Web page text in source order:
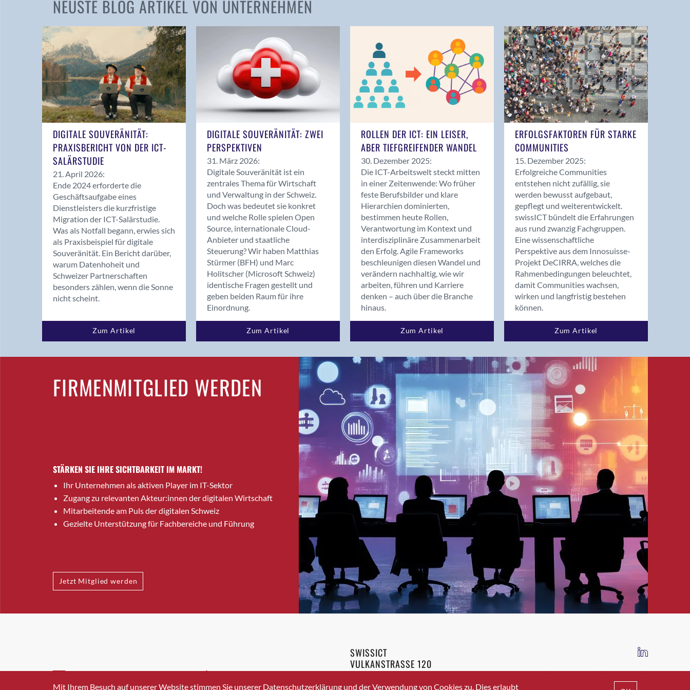
Andelfingen
Balsthal
Balzers
Bassersdorf
Benken (SG)
Bergdietikon
Bern - Liebefeld
Birsfelden
Bolligen
Bonaduz
Bonstetten
Bottighofen
Bremgarten bei Bern
Brig-Glis
Bronschhofen
Brugg
Brugg AG
Burgdorf
Bäretswil
Bülach
Cazis
Crissier
Davos Platz
NEUSTE BLOG ARTIKEL VON UNTERNEHMEN
DIGITALE SOUVERÄNITÄT:
PRAXISBERICHT VON DER ICT-
SALÄRSTUDIE
21. April 2026:
Ende 2024 erforderte die
Geschäftsaufgabe eines
Dienstleisters die kurzfristige
Migration der ICT-Salärstudie.
Was als Notfall begann, erwies sich
als Praxisbeispiel für digitale
Souveränität. Ein Bericht darüber,
warum Datenhoheit und
Schweizer Partnerschaften
besonders zählen, wenn die Sonne
nicht scheint.
Zum Artikel
DIGITALE SOUVERÄNITÄT: ZWEI
PERSPEKTIVEN
31. März 2026:
Digitale Souveränität ist ein
zentrales Thema für Wirtschaft
und Verwaltung in der Schweiz.
Doch was bedeutet sie konkret
und welche Rolle spielen Open
Source, internationale Cloud-
Anbieter und staatliche
Steuerung? Wir haben Matthias
Stürmer (BFH) und Marc
Holitscher (Microsoft Schweiz)
identische Fragen gestellt und
geben beiden Raum für ihre
Einordnung.
Zum Artikel
ROLLEN DER ICT: EIN LEISER,
ABER TIEFGREIFENDER WANDEL
30. Dezember 2025:
Die ICT-Arbeitswelt steckt mitten
in einer Zeitenwende: Wo früher
feste Berufsbilder und klare
Hierarchien dominierten,
bestimmen heute Rollen,
Verantwortung im Kontext und
interdisziplinäre Zusammenarbeit
den Erfolg. Agile Frameworks
beschleunigen diesen Wandel und
verändern nachhaltig, wie wir
arbeiten, führen und Karriere
denken – auch über die Branche
hinaus.
Zum Artikel
ERFOLGSFAKTOREN FÜR STARKE
COMMUNITIES
15. Dezember 2025:
Erfolgreiche Communities
entstehen nicht zufällig, sie
werden bewusst aufgebaut,
gepflegt und weiterentwickelt.
swissICT bündelt die Erfahrungen
aus rund zwanzig Fachgruppen.
Eine wissenschaftliche
Perspektive aus dem Innosuisse-
Projekt DeCIRRA, welches die
Rahmenbedingungen beleuchtet,
damit Communities wachsen,
wirken und langfristig bestehen
können.
Zum Artikel
FIRMENMITGLIED WERDEN
STÄRKEN SIE IHRE SICHTBARKEIT IM MARKT!
Ihr Unternehmen als aktiven Player im IT-Sektor
Zugang zu relevanten Akteur:innen der digitalen Wirtschaft
Mitarbeitende am Puls der digitalen Schweiz
Gezielte Unterstützung für Fachbereiche und Führung
Jetzt Mitglied werden
INFO@SWISSICT.CH +41 43 336 40 20
SWISSICT
VULKANSTRASSE 120
8048 ZURICH
IMPRESSUM DATENSCHUTZ AGB
Mit Ihrem Besuch auf unserer Website stimmen Sie unserer Datenschutzerklärung und der Verwendung von Cookies zu. Dies erlaubt